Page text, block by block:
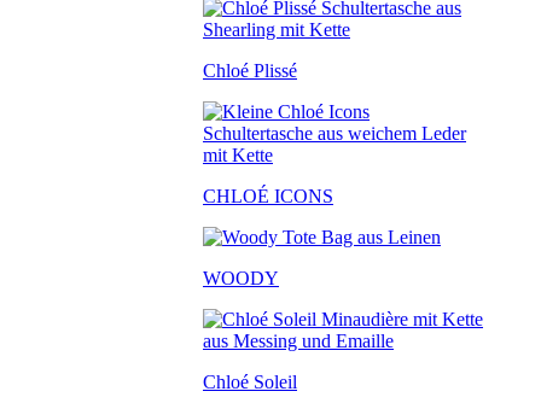
Chloé Plissé
CHLOÉ ICONS
WOODY
Chloé Soleil